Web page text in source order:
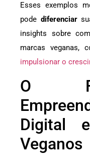
Esses exemplos
pode diferenciar
insights sobre
marcas veganas,
impulsionar o
O
Digital
Veganos